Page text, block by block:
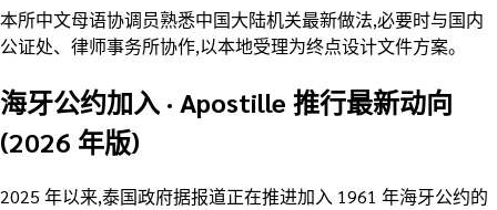
本所中文母语协调员熟悉中国大陆机关最新做法,必要时与国内
公证处、律师事务所协作,以本地受理为终点设计文件方案。
海牙公约加入 · Apostille 推行最新动向
(2026 年版)
2025 年以来,泰国政府据报道正在推进加入 1961 年海牙公约的